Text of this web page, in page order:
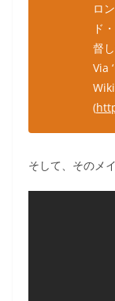
ロ
ド
督
Via
(
そして、そのメ